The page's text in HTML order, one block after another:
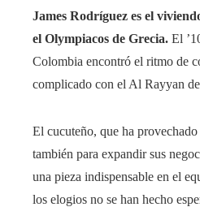
James Rodríguez es el
el Olympiacos de Grecia. El
Colombia encontró el ritmo de
complicado con el Al Rayyan
El cucuteño, que ha provechado
también para expandir sus
una pieza indispensable en el
los elogios no se han hecho